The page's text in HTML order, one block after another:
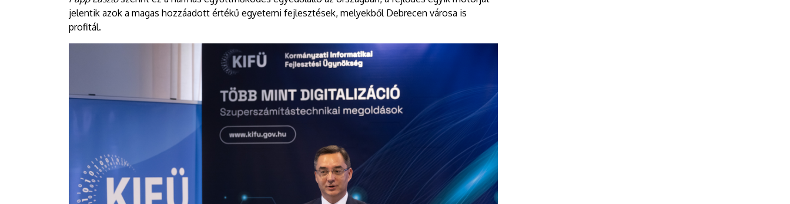
jelentik azok a magas hozzáadott értékű egyetemi fejlesztések, melyekből Debrecen városa is
profitál.